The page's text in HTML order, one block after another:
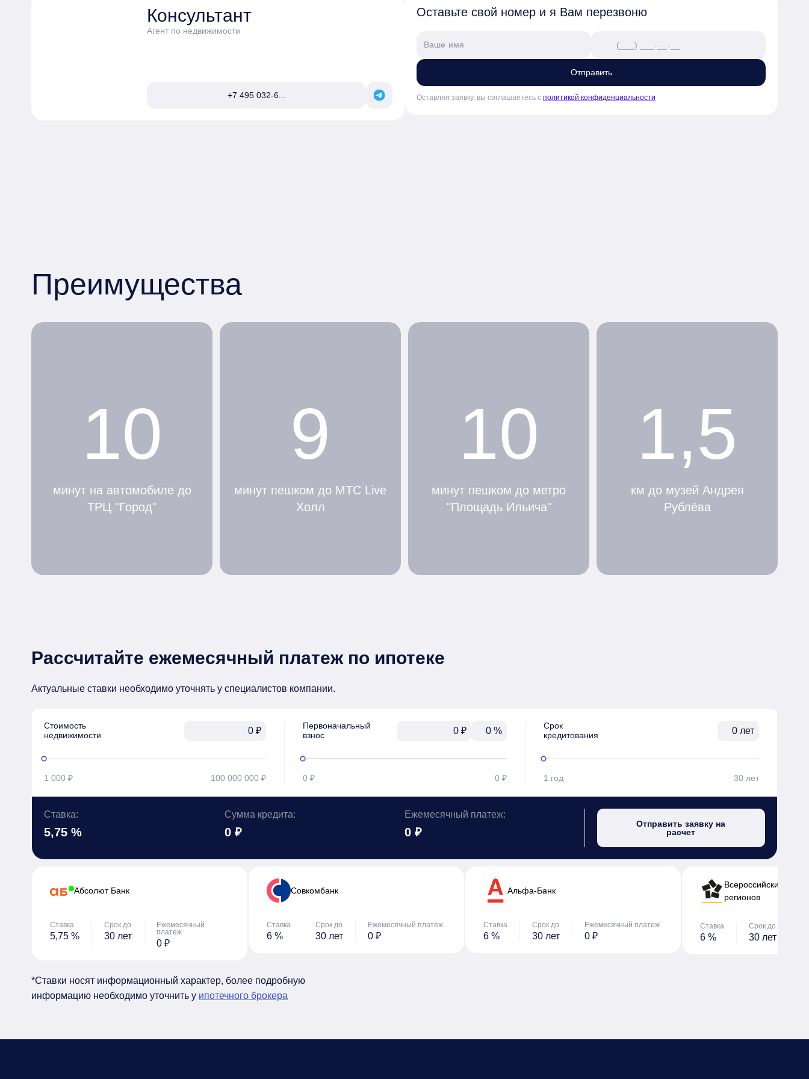
Консультант
Агент по недвижимости
+7 495 032-6...
Оставьте свой номер и я Вам перезвоню
Отправить
Оставляя заявку, вы соглашаетесь с политикой конфиденциальности
Преимущества
10
минут на автомобиле до
ТРЦ "Город"
9
минут пешком до МТС Live
Холл
10
минут пешком до метро
"Площадь Ильича"
1,5
км до музей Андрея
Рублёва
Рассчитайте ежемесячный платеж по ипотеке
Актуальные ставки необходимо уточнять у специалистов компании.
Стоимость
недвижимости
₽
1 000 ₽ 100 000 000 ₽
Первоначальный
взнос
₽ %
0 ₽ 0 ₽
Срок
кредитования
лет
1 год 30 лет
Ставка:
5,75 %
Сумма кредита:
0 ₽
Ежемесячный платеж:
0 ₽
Отправить заявку на
расчет
Абсолют Банк
Ставка
5,75 %
Срок до
30 лет
Ежемесячный
платеж
0 ₽
Cовкомбанк
Ставка
6 %
Срок до
30 лет
Ежемесячный платеж
0 ₽
Альфа-Банк
Ставка
6 %
Срок до
30 лет
Ежемесячный платеж
0 ₽
Всероссийский банк
регионов
Ставка
6 %
Срок до
30 лет
*Ставки носят информационный характер, более подробную
информацию необходимо уточнить у ипотечного брокера